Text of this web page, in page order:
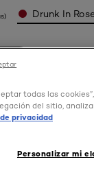
ColorDrunk In
todas las
del sitio,
privacidad
Personalizar mi